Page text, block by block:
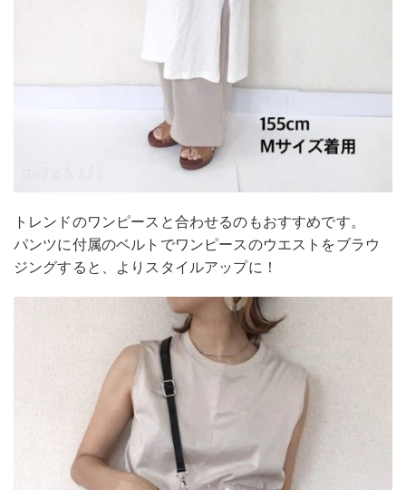
トレンドのワンピースと合わせるのもおすすめです。
パンツに付属のベルトでワンピースのウエストをブラウ
ジングすると、よりスタイルアップに！